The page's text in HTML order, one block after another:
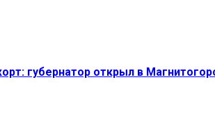
губернатор открыл в